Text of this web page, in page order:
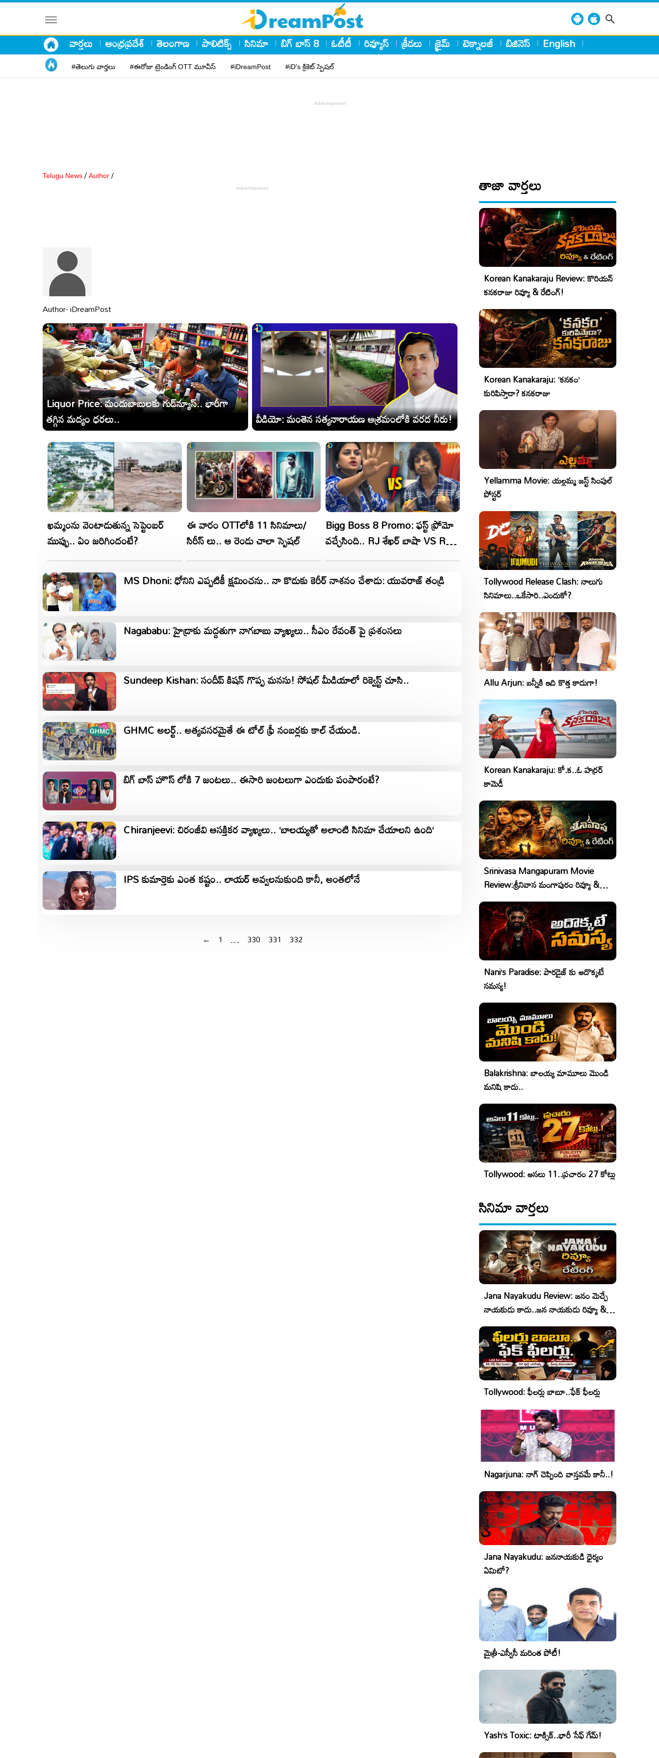
వార్తలు ఆంధ్రప్రదేశ్ తెలంగాణ పాలిటిక్స్ సినిమా బిగ్ బాస్ 8 ఓటీటీ రివ్యూస్ క్రీడలు క్రైమ్ టెక్నాలజీ బిజినెస్ English
#తెలుగు వార్తలు #ఈరోజు ట్రెండింగ్ OTT మూవీస్ #iDreamPost #iD's క్రికెట్ స్పెషల్
Telugu News / Author /
Author- iDreamPost
Liquor Price: మందుబాబులకు గుడ్‌న్యూస్‌.. భారీగా
తగ్గిన మద్యం ధరలు..
వీడియో: మంతెన సత్యనారాయణ ఆశ్రమంలోకి వరద నీరు!
ఖమ్మంను వెంటాడుతున్న సెప్టెంబర్
ముప్పు.. ఏం జరిగిందంటే?
ఈ వారం OTTలోకి 11 సినిమాలు/
సిరీస్ లు.. ఆ రెండు చాలా స్పెషల్
Bigg Boss 8 Promo: ఫస్ట్ ప్రోమో
వచ్చేసింది.. RJ శేఖర్ బాషా VS RGV
హీరోయిన్ సోనియా..!
MS Dhoni: ధోనిని ఎప్పటికీ క్షమించను.. నా కొడుకు కెరీర్ నాశనం చేశాడు: యువరాజ్ తండ్రి
Nagababu: హైడ్రాకు మద్దతుగా నాగబాబు వ్యాఖ్యలు.. సీఎం రేవంత్ పై ప్రశంసలు
Sundeep Kishan: సందీప్ కిషన్ గొప్ప మనసు! సోషల్ మీడియాలో రిక్వెస్ట్ చూసి..
GHMC అలర్ట్.. అత్యవసరమైతే ఈ టోల్ ఫ్రీ నంబర్లకు కాల్ చేయండి.
బిగ్ బాస్ హౌస్ లోకి 7 జంటలు.. ఈసారి జంటలుగా ఎందుకు పంపారంటే?
Chiranjeevi: చిరంజీవి ఆసక్తికర వ్యాఖ్యలు.. ‘బాలయ్యతో అలాంటి సినిమా చేయాలని ఉంది‘
IPS కుమార్తెకు ఎంత కష్టం.. లాయర్ అవ్వలనుకుంది కానీ, అంతలోనే
← 1 … 330 331 332
తాజా వార్తలు
Korean Kanakaraju Review: కొరియన్
కనకరాజు రివ్యూ & రేటింగ్!
Korean Kanakaraju: ‘కనకం’
కురిపిస్తాడా? కనకరాజు
Yellamma Movie: యల్లమ్మ జస్ట్ సింపుల్
పోస్టర్
Tollywood Release Clash: నాలుగు
సినిమాలు..ఒకేసారి..ఎందుకో?
Allu Arjun: బన్నీకి ఇది కొత్త కాదుగా!
Korean Kanakaraju: కో.క..ఓ హర్రర్
కామెడీ
Srinivasa Mangapuram Movie
Review:శ్రీనివాస మంగాపురం రివ్యూ &
రేటింగ్
Nani’s Paradise: పారడైజ్ కు అదొక్కటే
సమస్య!
Balakrishna: బాలయ్య మామూలు మొండి
మనిషి కాదు..
Tollywood: అసలు 11..ప్రచారం 27 కోట్లు
సినిమా వార్తలు
Jana Nayakudu Review: జనం మెచ్చే
నాయకుడు కాదు..జన నాయకుడు రివ్యూ &
రేటింగ్!
Tollywood: ఫీలర్లు బాబూ..ఫేక్ ఫీలర్లు
Nagarjuna: నాగ్ చెప్పింది వాస్తవమే కానీ..!
Jana Nayakudu: జననాయకుడి ధైర్యం
ఏమిటో?
మైత్రీ-ఎస్వీసీ మరింత పోటీ!
Yash’s Toxic: టాక్సిక్..భారీ సేఫ్ గేమ్!